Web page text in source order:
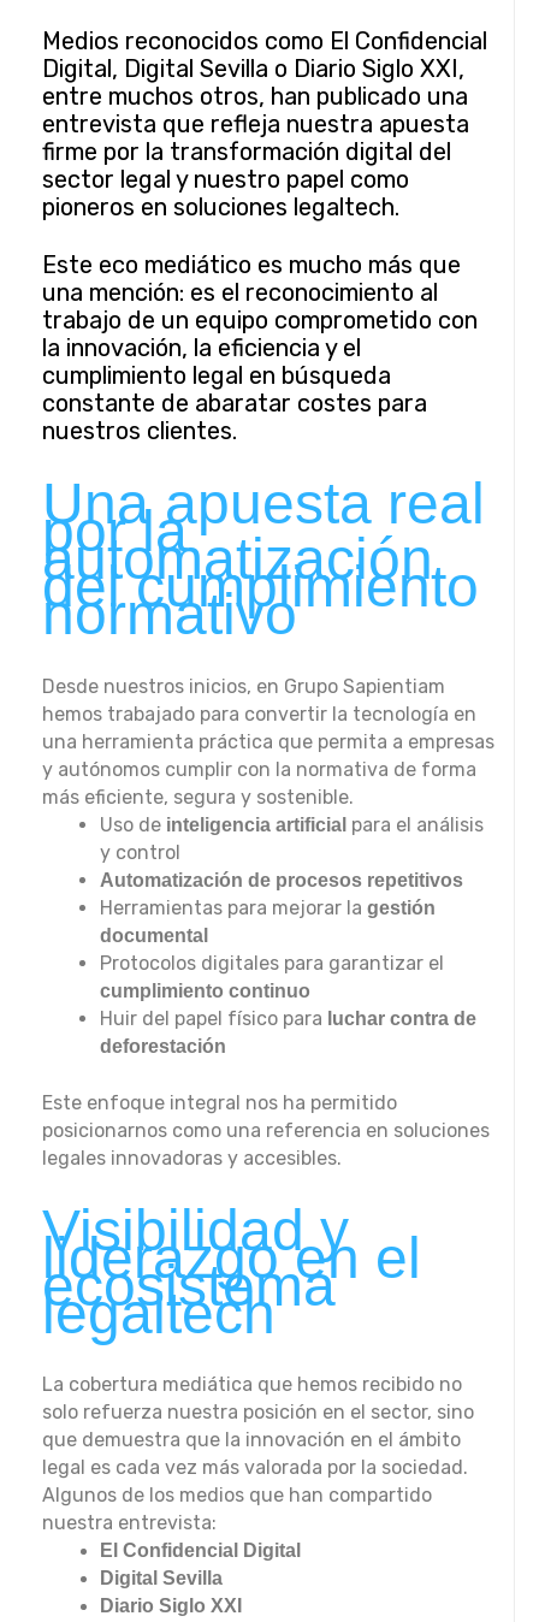
Medios reconocidos como El Confidencial
Digital, Digital Sevilla o Diario Siglo XXI,
entre muchos otros, han publicado una
entrevista que refleja nuestra apuesta
firme por la transformación digital del
sector legal y nuestro papel como
pioneros en soluciones legaltech.
Este eco mediático es mucho más que
una mención: es el reconocimiento al
trabajo de un equipo comprometido con
la innovación, la eficiencia y el
cumplimiento legal en búsqueda
constante de abaratar costes para
nuestros clientes.
Una apuesta real
por la
automatización
del cumplimiento
normativo
Desde nuestros inicios, en Grupo Sapientiam
hemos trabajado para convertir la tecnología en
una herramienta práctica que permita a empresas
y autónomos cumplir con la normativa de forma
más eficiente, segura y sostenible.
Uso de inteligencia artificial para el análisis
y control
Automatización de procesos repetitivos
Herramientas para mejorar la gestión
documental
Protocolos digitales para garantizar el
cumplimiento continuo
Huir del papel físico para luchar contra de
deforestación
Este enfoque integral nos ha permitido
posicionarnos como una referencia en soluciones
legales innovadoras y accesibles.
Visibilidad y
liderazgo en el
ecosistema
legaltech
La cobertura mediática que hemos recibido no
solo refuerza nuestra posición en el sector, sino
que demuestra que la innovación en el ámbito
legal es cada vez más valorada por la sociedad.
Algunos de los medios que han compartido
nuestra entrevista:
El Confidencial Digital
Digital Sevilla
Diario Siglo XXI